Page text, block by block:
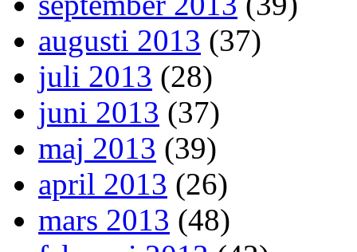
augusti 2013 (37)
juli 2013 (28)
juni 2013 (37)
maj 2013 (39)
april 2013 (26)
mars 2013 (48)